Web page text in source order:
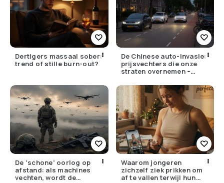
Dertigers massaal sober:
trend of stille burn-out?
De Chinese auto-invasie:
prijsvechters die onze
straten overnemen –
écht?
De ‘schone’ oorlog op
afstand: als machines
vechten, wordt de
Waarom jongeren
zichzelf ziek prikken om
af te vallen terwijl hun